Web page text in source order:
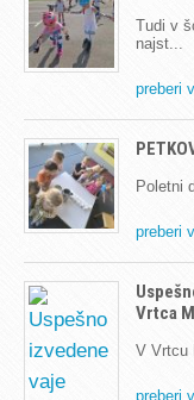
Tudi v
najst
preberi
Poletni
preberi
Vrtca
V Vrtcu
preberi